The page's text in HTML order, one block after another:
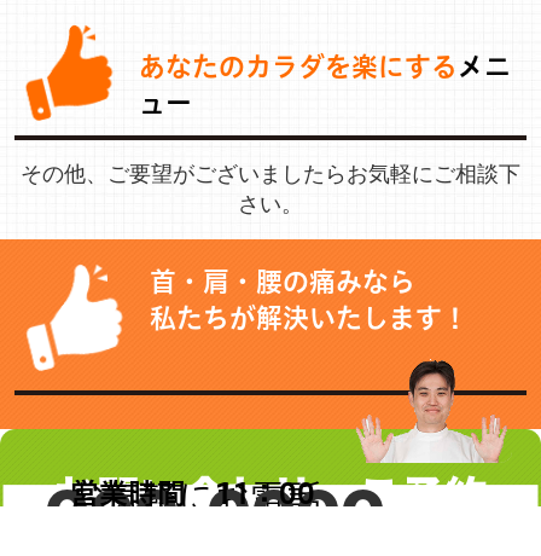
あなたのカラダを楽にするメニ
ュー
その他、ご要望がございましたらお気軽にご相談下
さい。
首・肩・腰の痛みなら
私たちが解決いたします！
お問い合わせ・ご予約
お気軽にお電話
000-0000-
営業時間 11：00